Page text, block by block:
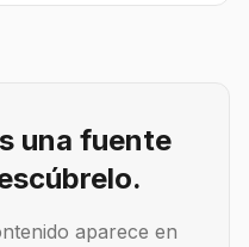
una fuente
aparece en